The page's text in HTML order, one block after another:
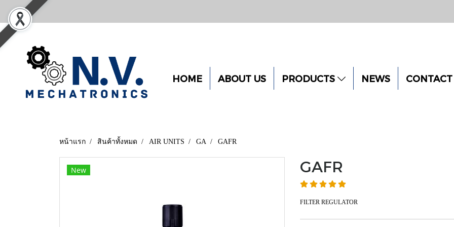
HOME ABOUT US PRODUCTS NEWS CONTACT
หน้าแรก สินค้าทั้งหมด AIR UNITS GA GAFR
New GAFR
FILTER REGULATOR